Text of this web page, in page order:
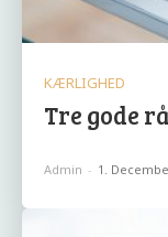
KÆRLIGHED
Tre gode
Admin - 1.